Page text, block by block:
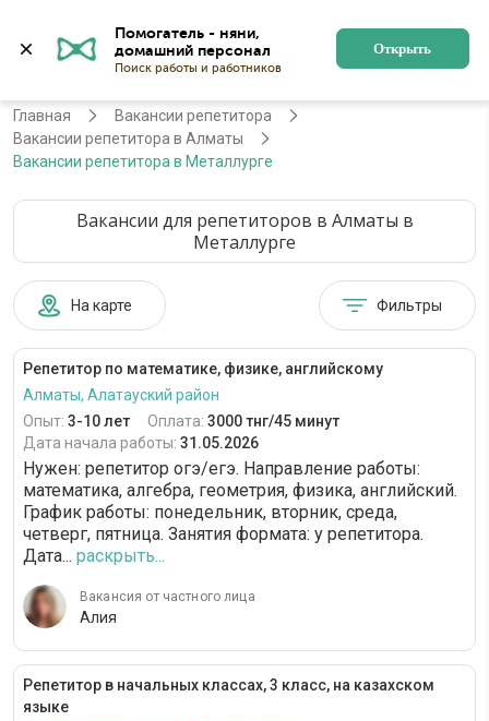
Помогатель - няни,
Поиск работы и работников
Открыть
Алматы Регистрация
Главная
Вакансии репетитора
Вакансии репетитора в Алматы
Вакансии репетитора в Металлурге
Вакансии для репетиторов в Алматы в
Металлурге
На карте Фильтры
Репетитор по математике, физике, английскому
Алматы, Алатауский район
Опыт: 3-10 лет Оплата: 3000 тнг/45 минут
Дата начала работы: 31.05.2026
Нужен: репетитор огэ/егэ. Направление работы:
математика, алгебра, геометрия, физика, английский.
График работы: понедельник, вторник, среда,
четверг, пятница. Занятия формата: у репетитора.
Дата... раскрыть...
Вакансия от частного лица
Алия
Репетитор в начальных классах, 3 класс, на казахском
языке